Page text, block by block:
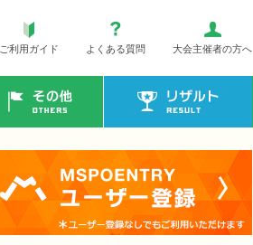
ご利用ガイド よくある質問 大会主催者の方へ
その他 リザルト